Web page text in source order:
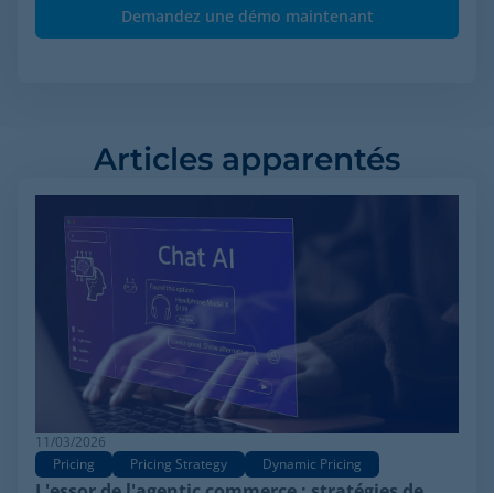
Articles apparentés
11/03/2026
Pricing
Pricing Strategy Dynamic Pricing